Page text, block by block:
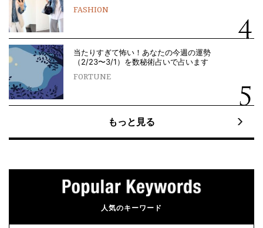
FASHION
当たりすぎて怖い！あなたの今週の運勢
（2/23〜3/1）を数秘術占いで占います
FORTUNE
もっと見る
人気のキーワード